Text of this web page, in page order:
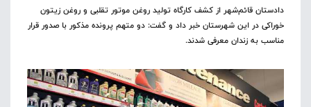
دادستان قائم‌شهر از کشف کارگاه تولید روغن موتور تقلبی و روغن زیتون
خوراکی در این شهرستان خبر داد و گفت: دو متهم پرونده مذکور با صدور قرار
مناسب به زندان معرفی شدند.